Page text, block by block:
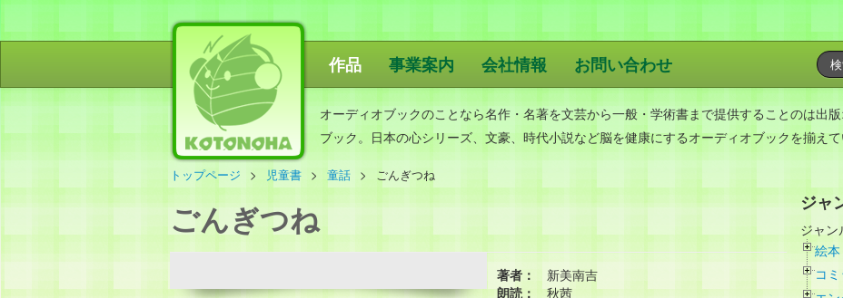
ことのは出版
作品 事業案内 会社情報 お問い合わせ
オーディオブックのことなら名作・名著を文芸から一般・学術書まで提供することのは出
ブック。日本の心シリーズ、文豪、時代小説など脳を健康にするオーディオブックを揃えて
トップページ 児童書 童話 ごんぎつね
ごんぎつね
著者：
新美南吉
朗読：
秋茜
ジャ
ジャン
絵
コ